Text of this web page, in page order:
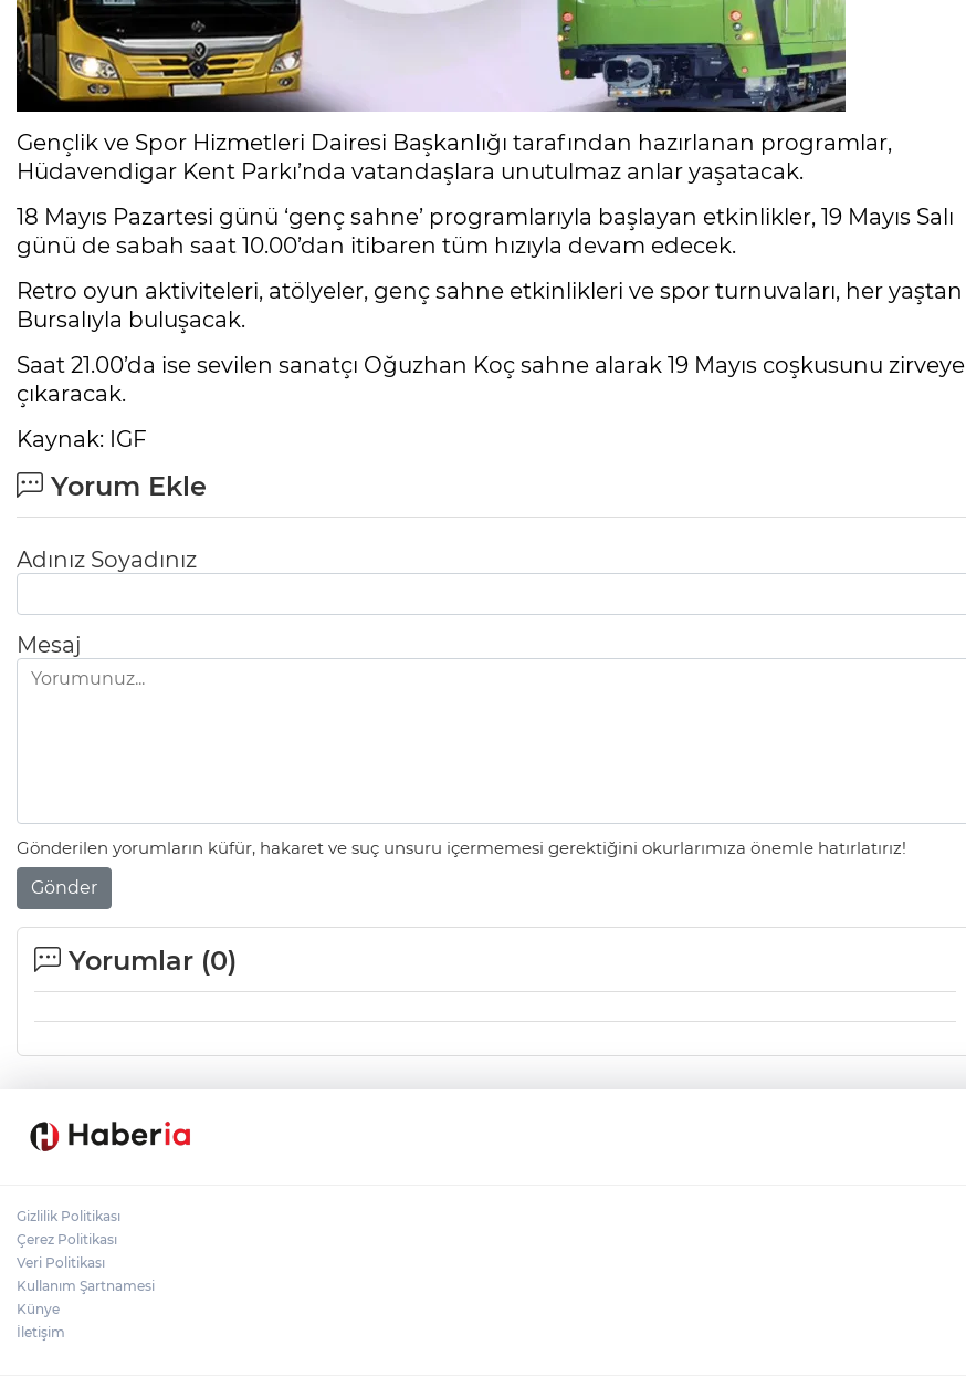
Gençlik ve Spor Hizmetleri Dairesi Başkanlığı tarafından hazırlanan programlar,
Hüdavendigar Kent Parkı’nda vatandaşlara unutulmaz anlar yaşatacak.
18 Mayıs Pazartesi günü ‘genç sahne’ programlarıyla başlayan etkinlikler, 19 Mayıs Salı
günü de sabah saat 10.00’dan itibaren tüm hızıyla devam edecek.
Retro oyun aktiviteleri, atölyeler, genç sahne etkinlikleri ve spor turnuvaları, her yaştan
Bursalıyla buluşacak.
Saat 21.00’da ise sevilen sanatçı Oğuzhan Koç sahne alarak 19 Mayıs coşkusunu zirveye
çıkaracak.
Kaynak: IGF
Yorum Ekle
Adınız Soyadınız
Mesaj
Gönderilen yorumların küfür, hakaret ve suç unsuru içermemesi gerektiğini okurlarımıza önemle hatırlatırız!
Gönder
Yorumlar (0)
Gizlilik Politikası
Çerez Politikası
Veri Politikası
Kullanım Şartnamesi
Künye
İletişim